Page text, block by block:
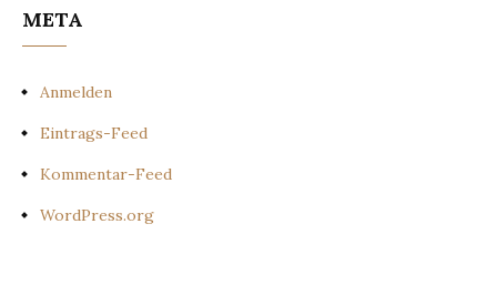
META
Anmelden
Eintrags-Feed
Kommentar-Feed
WordPress.org